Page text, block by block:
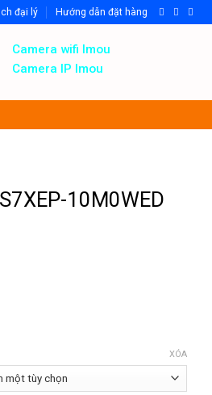
đại lý Hướng dẫn đặt hàng
Camera wifi Imou
Camera IP Imou
10M0WED
XÓA